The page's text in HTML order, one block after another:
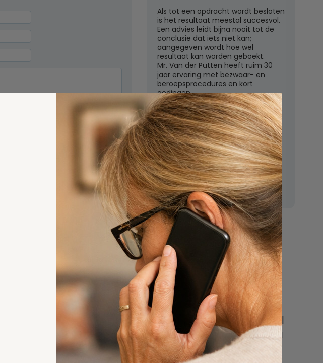
Verzenden
Als tot een opdracht wordt besloten
is het resultaat meestal succesvol.
Een advies leidt bijna nooit tot de
conclusie dat iets niet kan;
aangegeven wordt hoe wel
resultaat kan worden geboekt.
Mr. Van der Putten heeft ruim 30
jaar ervaring met bezwaar- en
beroepsprocedures en kort
gedingen.
Juridisch adviesbureau mr. W.G.H.M.
van der Putten c.s.
Zutphensestraatweg 7
6881 WN Velp (Gld)
E-mail:
mr.vanderputten@gmail.com
Nu
een uitvaart
regelen
Beschrijf uw wensen
online of bel ons geheel
vrijblijvend voor hulp na
een overlijden.